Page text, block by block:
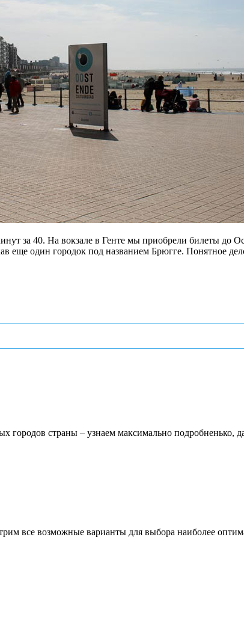
за 40. На вокзале в Генте мы приобрели билеты
еще один городок под названием Брюгге. Понятное
городов страны – узнаем максимально
все возможные варианты для выбора наиболее